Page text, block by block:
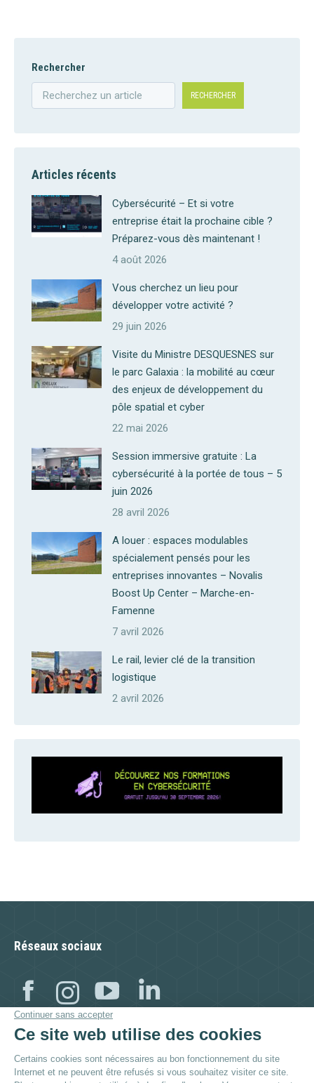
Rechercher
RECHERCHER
Articles récents
Cybersécurité – Et si votre
entreprise était la prochaine cible ?
Préparez-vous dès maintenant !
4 août 2026
Vous cherchez un lieu pour
développer votre activité ?
29 juin 2026
Visite du Ministre DESQUESNES sur
le parc Galaxia : la mobilité au cœur
des enjeux de développement du
pôle spatial et cyber
22 mai 2026
Session immersive gratuite : La
cybersécurité à la portée de tous – 5
juin 2026
28 avril 2026
A louer : espaces modulables
spécialement pensés pour les
entreprises innovantes – Novalis
Boost Up Center – Marche-en-
Famenne
7 avril 2026
Le rail, levier clé de la transition
logistique
2 avril 2026
Réseaux sociaux
Facebook
Instagram
YouTube
Visitez aussi :